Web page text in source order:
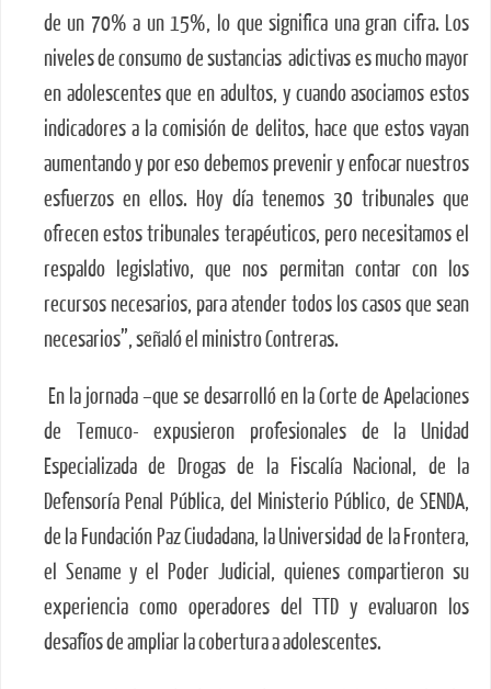
de un 70% a un 15%, lo que significa una gran cifra. Los
niveles de consumo de sustancias adictivas es mucho mayor
en adolescentes que en adultos, y cuando asociamos estos
indicadores a la comisión de delitos, hace que estos vayan
aumentando y por eso debemos prevenir y enfocar nuestros
esfuerzos en ellos. Hoy día tenemos 30 tribunales que
ofrecen estos tribunales terapéuticos, pero necesitamos el
respaldo legislativo, que nos permitan contar con los
recursos necesarios, para atender todos los casos que sean
necesarios”, señaló el ministro Contreras.
En la jornada –que se desarrolló en la Corte de Apelaciones
de Temuco- expusieron profesionales de la Unidad
Especializada de Drogas de la Fiscalía Nacional, de la
Defensoría Penal Pública, del Ministerio Público, de SENDA,
de la Fundación Paz Ciudadana, la Universidad de la Frontera,
el Sename y el Poder Judicial, quienes compartieron su
experiencia como operadores del TTD y evaluaron los
desafíos de ampliar la cobertura a adolescentes.